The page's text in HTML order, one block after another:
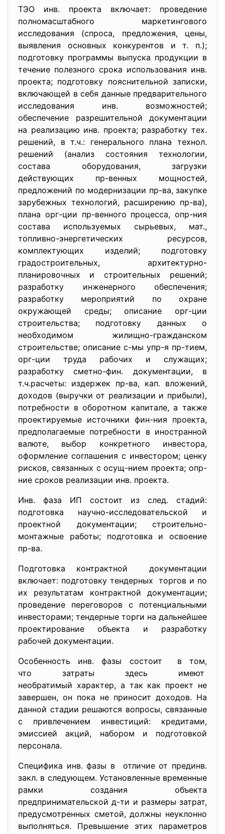
ТЭО инв. проекта включает: проведение
полномасштабного маркетингового
исследования (спроса, предложения, цены,
выявления основных конкурентов и т. п.);
подготовку программы выпуска продукции в
течение полезного срока использования инв.
проекта; подготовку пояснительной записки,
включающей в себя данные предварительного
исследования инв. возможностей;
обеспечение разрешительной документации
на реализацию инв. проекта; разработку тех.
решений, в т.ч.: генерального плана технол.
решений (анализ состояния технологии,
состава оборудования, загрузки
действующих пр-венных мощностей,
предложений по модернизации пр-ва, закупке
зарубежных технологий, расширению пр-ва),
плана орг-ции пр-венного процесса, опр-ния
состава используемых сырьевых, мат.,
топливно-энергетических ресурсов,
комплектующих изделий; подготовку
градостроительных, архитектурно-
планировочных и строительных решений;
разработку инженерного обеспечения;
разработку мероприятий по охране
окружающей среды; описание орг-ции
строительства; подготовку данных о
необходимом жилищно-гражданском
строительстве; описание с-мы упр-я пр-тием,
орг-ции труда рабочих и служащих;
разработку сметно-фин. документации, в
т.ч.расчеты: издержек пр-ва, кап. вложений,
доходов (выручки от реализации и прибыли),
потребности в оборотном капитале, а также
проектируемые источники фин-ния проекта,
предполагаемые потребности в иностранной
валюте, выбор конкретного инвестора,
оформление соглашения с инвестором; ценку
рисков, связанных с осущ-нием проекта; опр-
ние сроков реализации инв. проекта.
Инв. фаза ИП состоит из след. стадий:
подготовка научно-исследовательской и
проектной документации; строительно-
монтажные работы; подготовка и освоение
пр-ва.
Подготовка контрактной документации
включает: подготовку тендерных торгов и по
их результатам контрактной документации;
проведение переговоров с потенциальными
инвесторами; тендерные торги на дальнейшее
проектирование объекта и разработку
рабочей документации.
Особенность инв. фазы состоит в том,
что затраты здесь имеют
необратимый характер, а так как проект не
завершен, он пока не приносит доходов. На
данной стадии решаются вопросы, связанные
с привлечением инвестиций: кредитами,
эмиссией акций, набором и подготовкой
персонала.
Специфика инв. фазы в отличие от прединв.
закл. в следующем. Установленные временные
рамки создания объекта
предпринимательской д-ти и размеры затрат,
предусмотренных сметой, должны неуклонно
выполняться. Превышение этих параметров